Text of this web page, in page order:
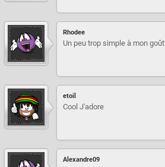
Rhodee
Un peu trop simple à mon
etoil
Cool J'adore
Alexandre09